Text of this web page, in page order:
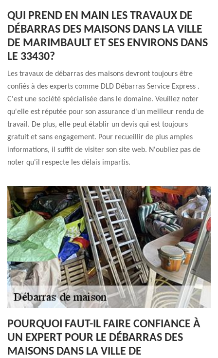
QUI PREND EN MAIN LES TRAVAUX DE
DÉBARRAS DES MAISONS DANS LA VILLE
DE MARIMBAULT ET SES ENVIRONS DANS
LE 33430?
Les travaux de débarras des maisons devront toujours être
confiés à des experts comme DLD Débarras Service Express .
C'est une société spécialisée dans le domaine. Veuillez noter
qu'elle est réputée pour son assurance d'un meilleur rendu de
travail. De plus, elle peut établir un devis qui est toujours
gratuit et sans engagement. Pour recueillir de plus amples
informations, il suffit de visiter son site web. N'oubliez pas de
noter qu'il respecte les délais impartis.
POURQUOI FAUT-IL FAIRE CONFIANCE À
UN EXPERT POUR LE DÉBARRAS DES
MAISONS DANS LA VILLE DE